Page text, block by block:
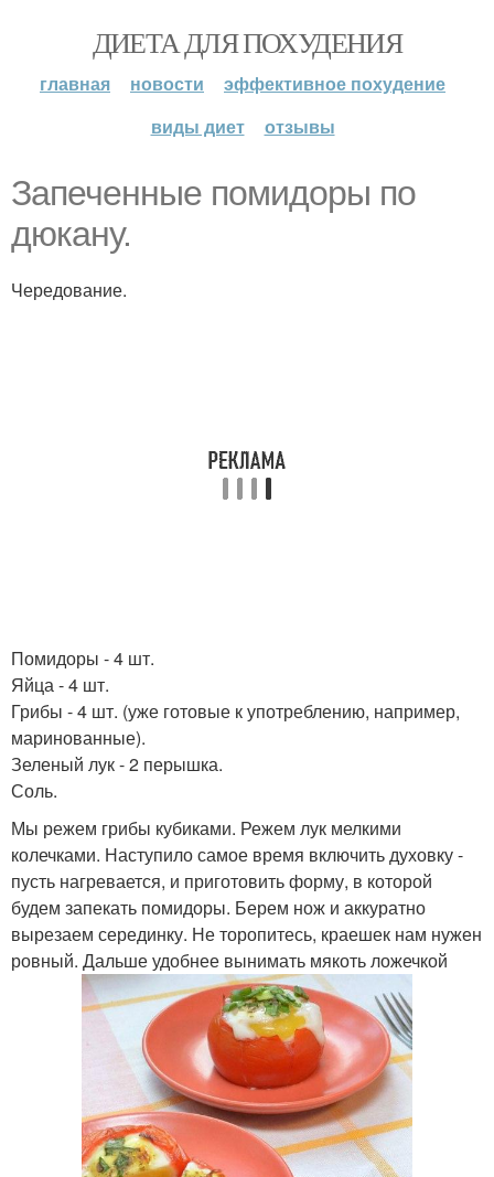
ДИЕТА ДЛЯ ПОХУДЕНИЯ
главная новости
эффективное похудение
виды диет
отзывы
Запеченные помидоры по
дюкану.
Чередование.
Помидоры - 4 шт.
Яйца - 4 шт.
Грибы - 4 шт. (уже готовые к употреблению, например,
маринованные).
Зеленый лук - 2 перышка.
Соль.
Мы режем грибы кубиками. Режем лук мелкими
колечками. Наступило самое время включить духовку -
пусть нагревается, и приготовить форму, в которой
будем запекать помидоры. Берем нож и аккуратно
вырезаем серединку. Не торопитесь, краешек нам нужен
ровный. Дальше удобнее вынимать мякоть ложечкой